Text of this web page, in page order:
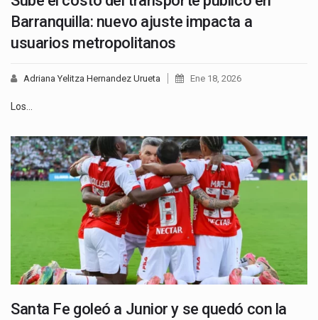
Barranquilla: nuevo ajuste impacta a
usuarios metropolitanos
Adriana Yelitza Hernandez Urueta Ene 18, 2026
Los…
Santa Fe goleó a Junior y se quedó con la